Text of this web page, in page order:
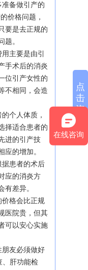
备做引产的
价格问题，
要是去正规的
题。
主要是由引
手术后的消炎
位引产女性的
不相同，会造
个人体质，
择适合患者的
进的引产技
应的增加。
患者的术后
应的消炎方
有差异。
格会比正规
医院贵，但其
可以安心实施
友必须做好
、肝功能检
点
击
咨
在线咨询